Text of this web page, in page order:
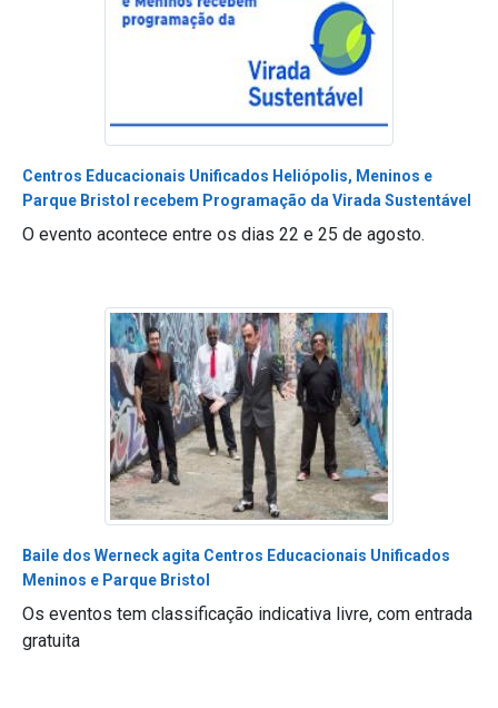
Centros Educacionais Unificados Heliópolis, Meninos e
Parque Bristol recebem Programação da Virada Sustentável
O evento acontece entre os dias 22 e 25 de agosto.
Baile dos Werneck agita Centros Educacionais Unificados
Meninos e Parque Bristol
Os eventos tem classificação indicativa livre, com entrada
gratuita